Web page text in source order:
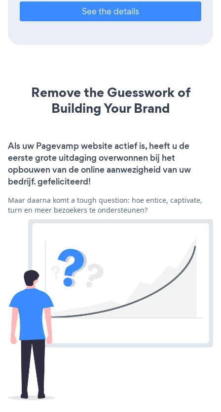
See the details
Remove the Guesswork of
Building Your Brand
Als uw Pagevamp website actief is, heeft u de
eerste grote uitdaging overwonnen bij het
opbouwen van de online aanwezigheid van uw
bedrijf. gefeliciteerd!
Maar daarna komt a tough question: hoe entice, captivate,
turn en meer bezoekers te ondersteunen?